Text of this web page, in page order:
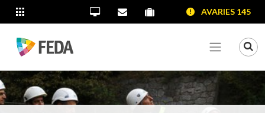
SALTAR AL CONTINGUT
SALTAR A LA NAVEGACIÓ
SALTAR A LA INFORMACIÓ DE CONTACTE
ALTRES LLOCS WEBOficina Virtual
Contacta'nsPortal proveïdors
Portal de transparència
AVARIES 145
Veure